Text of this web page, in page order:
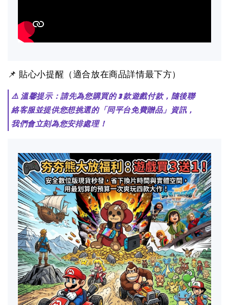
📌 貼心小提醒（適合放在商品詳情最下方）
⚠️ 溫馨提示：請先為您購買的 3 款遊戲付款，隨後聯
絡客服並提供您想挑選的「同平台免費贈品」資訊，
我們會立刻為您安排處理！